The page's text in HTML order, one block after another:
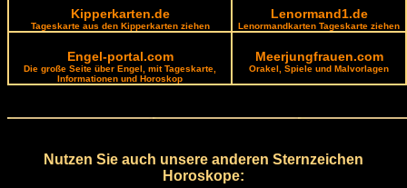
Kipperkarten.de
Tageskarte aus den Kipperkarten ziehen
Lenormand1.de
Lenormandkarten Tageskarte ziehen
Engel-portal.com
Die große Seite über Engel, mit Tageskarte,
Informationen und Horoskop
Meerjungfrauen.com
Orakel, Spiele und Malvorlagen
Nutzen Sie auch unsere anderen Sternzeichen
Horoskope: